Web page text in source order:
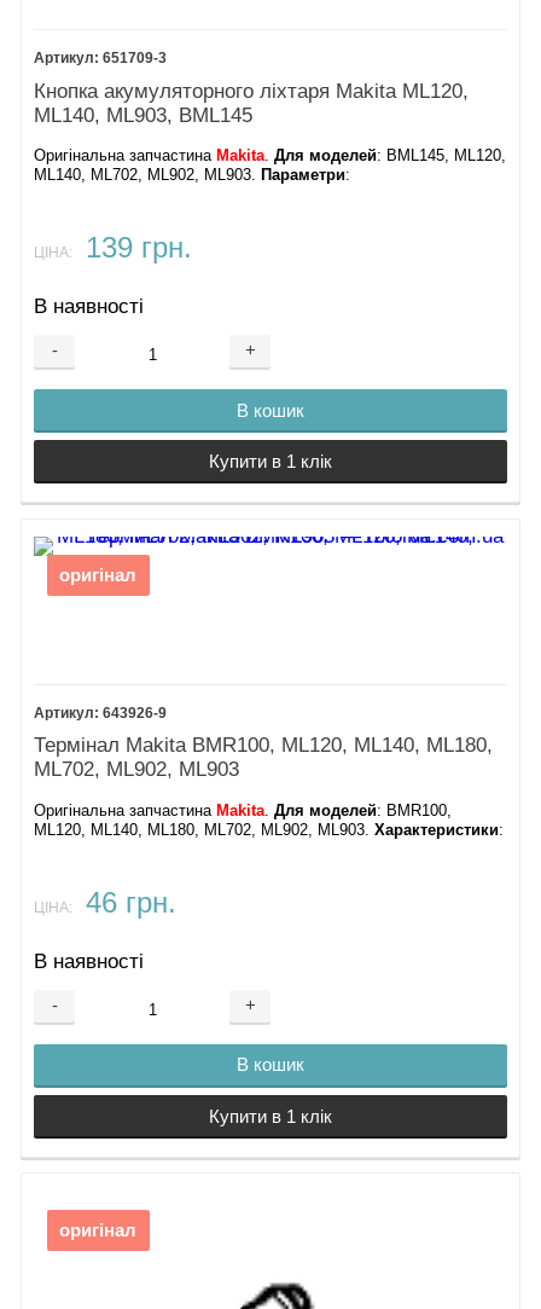
651709-3
Кнопка акумуляторного ліхтаря Makita ML120,
ML140, ML903, BML145
Оригінальна запчастина Makita.Для моделей: BML145, ML120,
ML140, ML702, ML902, ML903. Параметри:
ЦІНА: 139 грн.
В наявності
- +
В кошик
Купити в 1 клік
оригінал
643926-9
Термінал Makita BMR100, ML120, ML140, ML180,
ML702, ML902, ML903
Оригінальна запчастина Makita.Для моделей: BMR100,
ML120, ML140, ML180, ML702, ML902, ML903.Характеристики:
ЦІНА: 46 грн.
В наявності
- +
В кошик
Купити в 1 клік
оригінал